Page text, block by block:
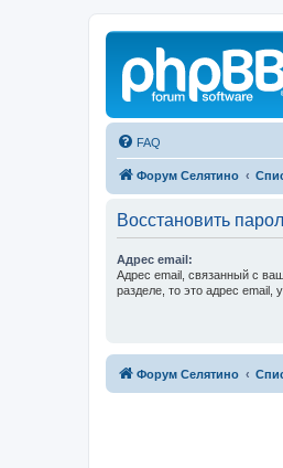
FAQ
Форум Селятино
Восстановить
Адрес email:
Адрес email, связанный с
разделе, то это адрес email,
Форум Селятино